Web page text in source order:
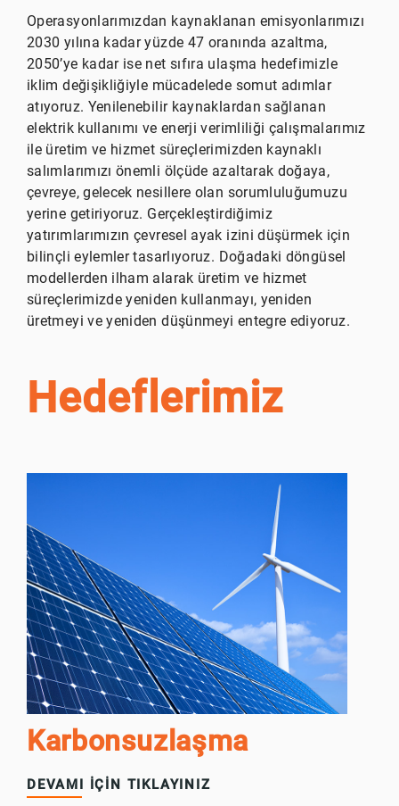
Operasyonlarımızdan kaynaklanan emisyonlarımızı
2030 yılına kadar yüzde 47 oranında azaltma,
2050’ye kadar ise net sıfıra ulaşma hedefimizle
iklim değişikliğiyle mücadelede somut adımlar
atıyoruz. Yenilenebilir kaynaklardan sağlanan
elektrik kullanımı ve enerji verimliliği çalışmalarımız
ile üretim ve hizmet süreçlerimizden kaynaklı
salımlarımızı önemli ölçüde azaltarak doğaya,
çevreye, gelecek nesillere olan sorumluluğumuzu
yerine getiriyoruz. Gerçekleştirdiğimiz
yatırımlarımızın çevresel ayak izini düşürmek için
bilinçli eylemler tasarlıyoruz. Doğadaki döngüsel
modellerden ilham alarak üretim ve hizmet
süreçlerimizde yeniden kullanmayı, yeniden
üretmeyi ve yeniden düşünmeyi entegre ediyoruz.
Hedeflerimiz
Karbonsuzlaşma
DEVAMI İÇİN TIKLAYINIZ